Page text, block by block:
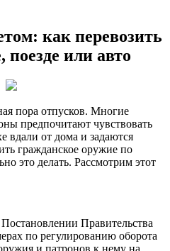
как перевозить
поезде или авто
пора отпусков. Многие
предпочитают чувствовать
вдали от дома и задаются
гражданское оружие по
это делать. Рассмотрим этот
Правительства
по регулированию оборота
и патронов к нему на